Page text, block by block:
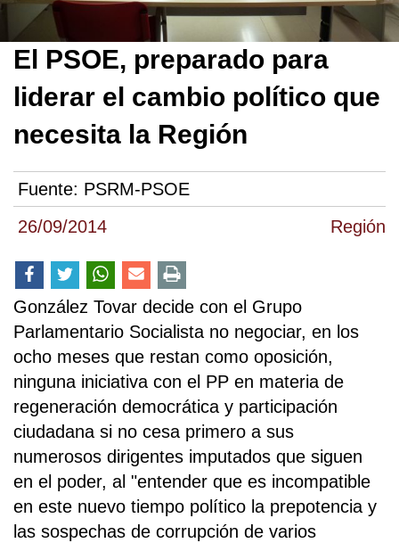
26/09/2014 Región
El PSOE, preparado para
liderar el cambio político que
necesita la Región
Fuente: PSRM-PSOE
González Tovar decide con el Grupo
Parlamentario Socialista no negociar, en los
ocho meses que restan como oposición,
ninguna iniciativa con el PP en materia de
regeneración democrática y participación
ciudadana si no cesa primero a sus
numerosos dirigentes imputados que siguen
en el poder, al "entender que es incompatible
en este nuevo tiempo político la prepotencia y
las sospechas de corrupción de varios